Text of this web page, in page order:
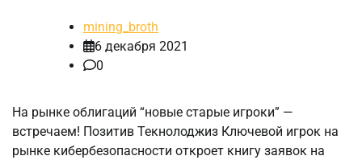
mining_broth
6 декабря 2021
0
На рынке облигаций “новые старые игроки” —
встречаем! Позитив Текнолоджиз Ключевой игрок на
рынке кибербезопасности откроет книгу заявок на